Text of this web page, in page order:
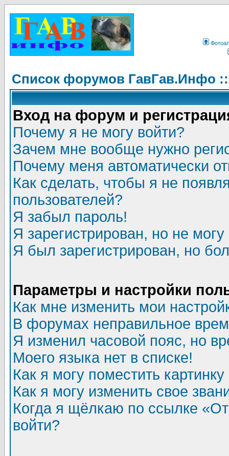
Список форумов ГавГав.Инфо
Вход на форум и
Почему я не могу войти?
Зачем мне вообще нужно
Почему меня автоматически
Как сделать, чтобы я не
пользователей?
Я забыл пароль!
Я зарегистрирован, но не могу
Я был зарегистрирован, но
Параметры и настройки
Как мне изменить мои
В форумах неправильное
Я изменил часовой пояс, но
Моего языка нет в списке!
Как я могу поместить
Как я могу изменить свое
Когда я щёлкаю по ссылке
войти?